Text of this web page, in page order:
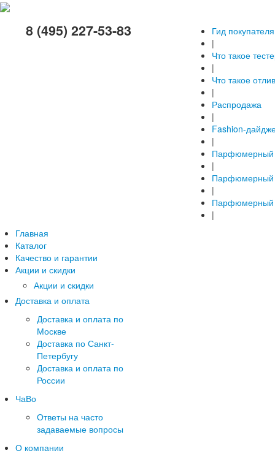
8 (495) 227-53-83
Гид покупателя
|
Что такое
|
Что такое
|
Распродажа
|
Fashion-
|
Парфюмерный
|
Парфюмерный
|
Парфюмерный
|
Главная
Каталог
Качество и гарантии
Акции и скидки
Акции и скидки
Доставка и оплата
Доставка и оплата по
Москве
Доставка по Санкт-
Петербугу
Доставка и оплата по
России
ЧаВо
Ответы на часто
задаваемые вопросы
О компании